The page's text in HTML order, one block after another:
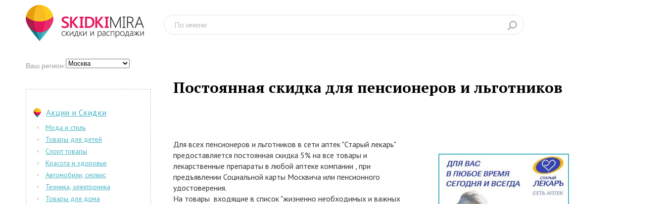
Постоянная скидка для пенсионеров и льготников
Для всех пенсионеров и льготников в сети аптек "Старый лекарь"
предоставляется постоянная скидка 5% на все товары и
лекарственные препараты в любой аптеке компании , при
предъявлении Социальной карты Москвича или пенсионного
удостоверения.
На товары входящие в список "жизненно необходимых и важных
Ваш регион:
Акции и Скидки
Мода и стиль
Товары для детей
Спорт товары
Красота и здоровье
Автомобили, сервис
Техника, электроника
Товары для дома